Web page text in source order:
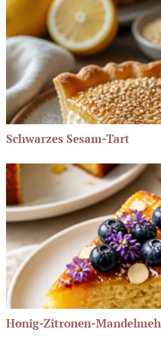
Schwarzes Sesam-Tart
Honig-Zitronen-